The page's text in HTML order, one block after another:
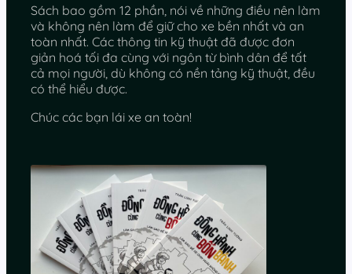
Sách bao gồm 12 phần, nói về những điều nên làm
và không nên làm để giữ cho xe bền nhất và an
toàn nhất. Các thông tin kỹ thuật đã được đơn
giản hoá tối đa cùng với ngôn từ bình dân để tất
cả mọi người, dù không có nền tảng kỹ thuật, đều
có thể hiểu được.
Chúc các bạn lái xe an toàn!